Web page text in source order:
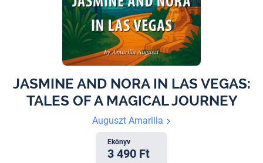
JASMINE AND NORA IN LAS VEGAS:
TALES OF A MAGICAL JOURNEY
Auguszt Amarilla
Ekönyv
3 490 Ft